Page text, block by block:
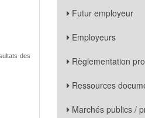
des
Futur employeur
Employeurs
Règlementation
Ressources
Marchés publics /